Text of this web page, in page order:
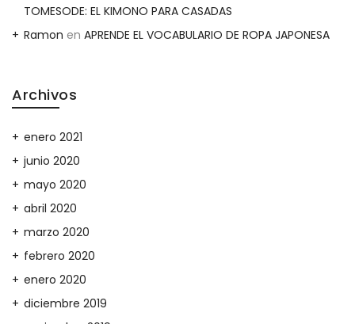
TOMESODE: EL KIMONO PARA CASADAS
Ramon en APRENDE EL VOCABULARIO DE ROPA JAPONESA
Archivos
enero 2021
junio 2020
mayo 2020
abril 2020
marzo 2020
febrero 2020
enero 2020
diciembre 2019